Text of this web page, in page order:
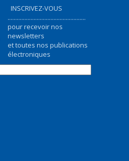
INSCRIVEZ-VOUS
...................................................
pour recevoir nos
newsletters
et toutes nos publications
électroniques